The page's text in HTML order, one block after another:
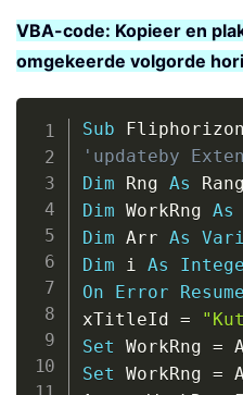
VBA-code: Kopieer en
omgekeerde volgorde
Sub
'updateby
Dim Rng As
Dim WorkRng As
Dim Arr As
Dim i As
On
Error Resume
xTitleId =
Set WorkRng =
Set WorkRng =